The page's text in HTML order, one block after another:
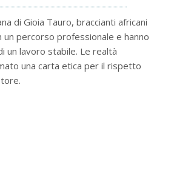
di Gioia Tauro, braccianti africani
percorso professionale e hanno
un lavoro stabile. Le realtà
una carta etica per il rispetto